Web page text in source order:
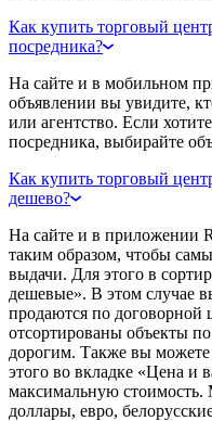
Как купить торговый
посредника?
На сайте и в мобильном
объявлении вы увидите,
или агентство. Если
посредника, выбирайте
Как купить торговый
дешево?
На сайте и в приложении
таким образом, чтобы
выдачи. Для этого в
дешевые». В этом случае
продаются по договорной
отсортированы объекты
дорогим. Также вы можете
этого во вкладке «Цена и
максимальную
доллары, евро,